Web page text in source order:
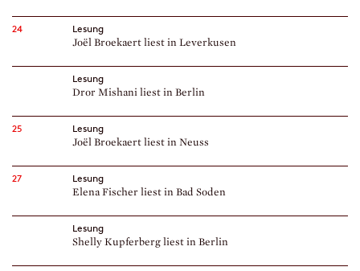
24
Lesung
Joël Broekaert liest in Leverkusen
Lesung
Dror Mishani liest in Berlin
25
Lesung
Joël Broekaert liest in Neuss
27
Lesung
Elena Fischer liest in Bad Soden
Lesung
Shelly Kupferberg liest in Berlin